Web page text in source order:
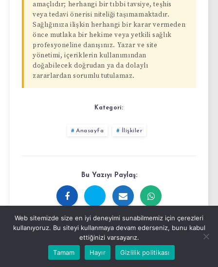
amaçlıdır; herhangi bir tıbbi tavsiye, teşhis
veya tedavi önerisi niteliği taşımamaktadır.
Sağlığınıza ilişkin herhangi bir karar vermeden
önce mutlaka bir hekime veya yetkili sağlık
profesyoneline danışınız. Yazar ve site
yönetimi, içeriklerin kullanımından
doğabilecek doğrudan ya da dolaylı
zararlardan sorumlu tutulamaz.
Kategori:
Anasayfa İlişkiler
Bu Yazıyı Paylaş:
Web sitemizde size en iyi deneyimi sunabilmemiz için çerezleri
kullanıyoruz. Bu siteyi kullanmaya devam ederseniz, bunu kabul
ettiğinizi varsayarız.
Tamam
Hayır Gizlilik politikası